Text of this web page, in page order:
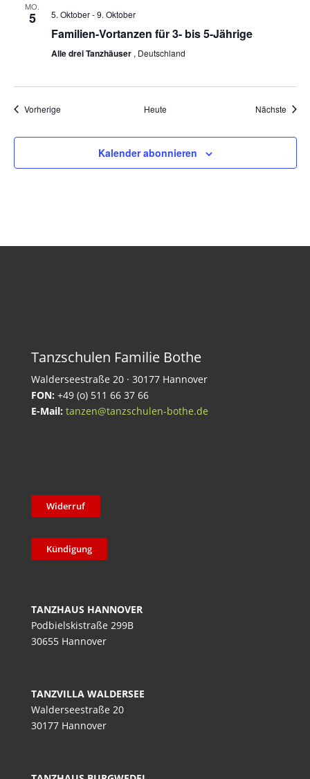
MO.
5 5. Oktober-9. Oktober
Familien-Vortanzen für 3- bis 5-Jährige
Alle drei Tanzhäuser , Deutschland
VorherigeVeranstaltungen Heute Nächste
Kalender abonnieren
Tanzschulen Familie Bothe
Walderseestraße 20 · 30177 Hannover
FON: +49 (o) 511 66 37 66
E-Mail: tanzen@tanzschulen-bothe.de
Widerruf
Kündigung
TANZHAUS HANNOVER
Podbielskistraße 299B
30655 Hannover
TANZVILLA WALDERSEE
Walderseestraße 20
30177 Hannover